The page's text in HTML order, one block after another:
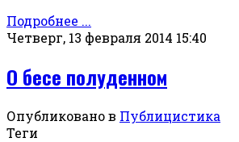
Подробнее ...
Четверг, 13 февраля 2014 15:40
О бесе полуденном
Опубликовано в Публицистика
Теги